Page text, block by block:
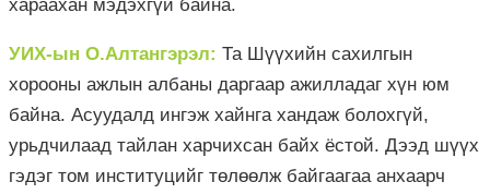
хараахан мэдэхгүй байна.
УИХ-ын О.Алтангэрэл: Та Шүүхийн сахилгын
хорооны ажлын албаны даргаар ажилладаг хүн юм
байна. Асуудалд ингэж хайнга хандаж болохгүй,
урьдчилаад тайлан харчихсан байх ёстой. Дээд шүүх
гэдэг том институцийг төлөөлж байгаагаа анхаарч